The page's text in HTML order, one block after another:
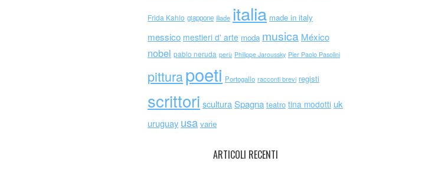
Frida Kahlo giappone iliade italia made in italy
messico mestieri d' arte moda musica México
nobel pablo neruda perù Philippe Jaroussky Pier Paolo Pasolini
pitturapoeti Portogallo racconti brevi registi
scrittori scultura Spagna teatro tina modotti uk
uruguay usa varie
ARTICOLI RECENTI